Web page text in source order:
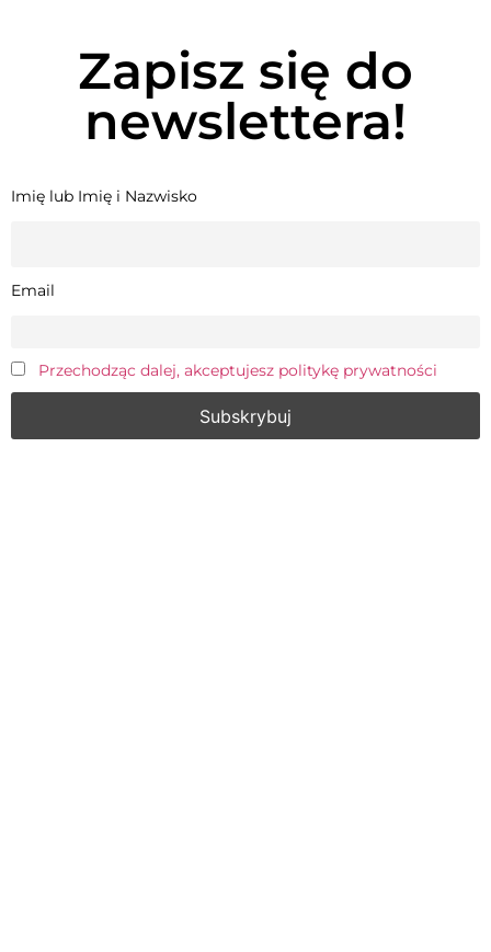
Zapisz się do
newslettera!
Imię lub Imię i Nazwisko
Email
Przechodząc dalej, akceptujesz politykę prywatności